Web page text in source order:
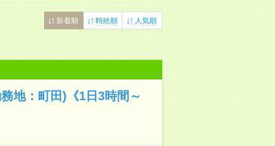
新着順 時給順 人気順
地：町田)《1日3時間～